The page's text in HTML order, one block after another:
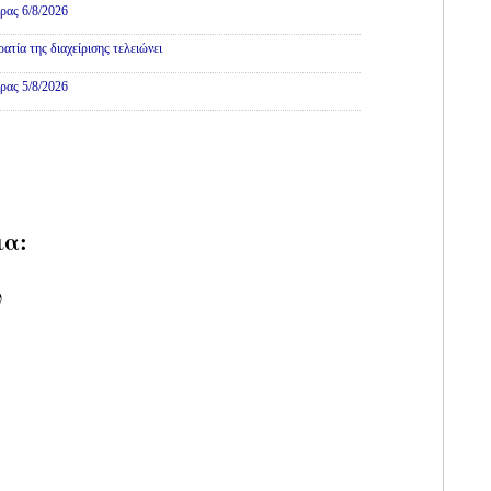
6/8/2026
της διαχείρισης τελειώνει
5/8/2026